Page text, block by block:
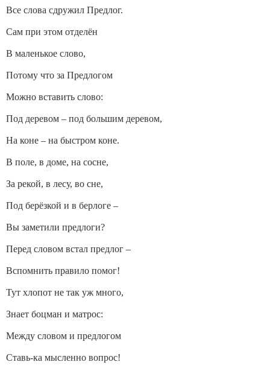
Все слова сдружил Предлог.
Сам при этом отделён
В маленькое слово,
Потому что за Предлогом
Можно вставить слово:
Под деревом – под большим деревом,
На коне – на быстром коне.
В поле, в доме, на сосне,
За рекой, в лесу, во сне,
Под берёзкой и в берлоге –
Вы заметили предлоги?
Перед словом встал предлог –
Вспомнить правило помог!
Тут хлопот не так уж много,
Знает боцман и матрос:
Между словом и предлогом
Ставь-ка мысленно вопрос!